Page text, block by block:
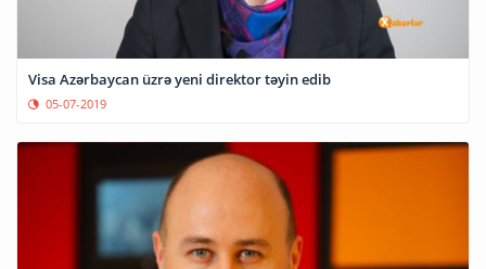
Visa Azərbaycan üzrə yeni direktor təyin edib
05-07-2019